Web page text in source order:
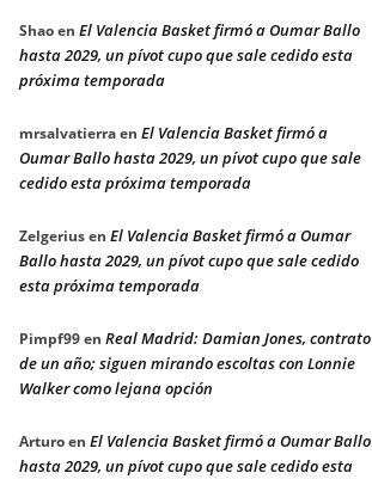
Shaoen El Valencia Basket firmó a Oumar Ballo
hasta 2029, un pívot cupo que sale cedido esta
próxima temporada
mrsalvatierraen El Valencia Basket firmó a
Oumar Ballo hasta 2029, un pívot cupo que sale
cedido esta próxima temporada
Zelgeriusen El Valencia Basket firmó a Oumar
Ballo hasta 2029, un pívot cupo que sale cedido
esta próxima temporada
Pimpf99en Real Madrid: Damian Jones, contrato
de un año; siguen mirando escoltas con Lonnie
Walker como lejana opción
Arturoen El Valencia Basket firmó a Oumar Ballo
hasta 2029, un pívot cupo que sale cedido esta